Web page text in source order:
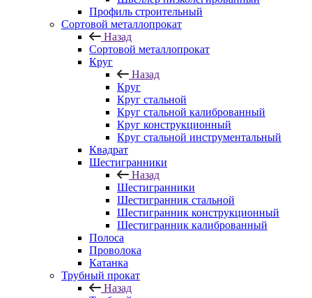
Профиль строительный
Сортовой металлопрокат
Назад
Сортовой металлопрокат
Круг
Назад
Круг
Круг стальной
Круг стальной калиброванный
Круг конструкционный
Круг стальной инструментальный
Квадрат
Шестигранники
Назад
Шестигранники
Шестигранник стальной
Шестигранник конструкционный
Шестигранник калиброванный
Полоса
Проволока
Катанка
Трубный прокат
Назад